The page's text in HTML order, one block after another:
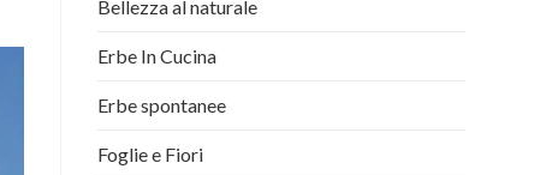
Bellezza al naturale
Erbe In Cucina
Erbe spontanee
Foglie e Fiori